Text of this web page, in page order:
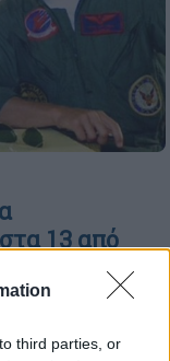
third parties, or
13 από
ο ηθοποιός
ετών, μίλησε